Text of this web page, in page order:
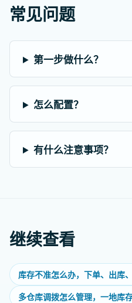
常见问题
第一步做什么？
怎么配置？
有什么注意事项？
继续查看
库存不准怎么办，下单、出库
多仓库调拨怎么管理，一地库